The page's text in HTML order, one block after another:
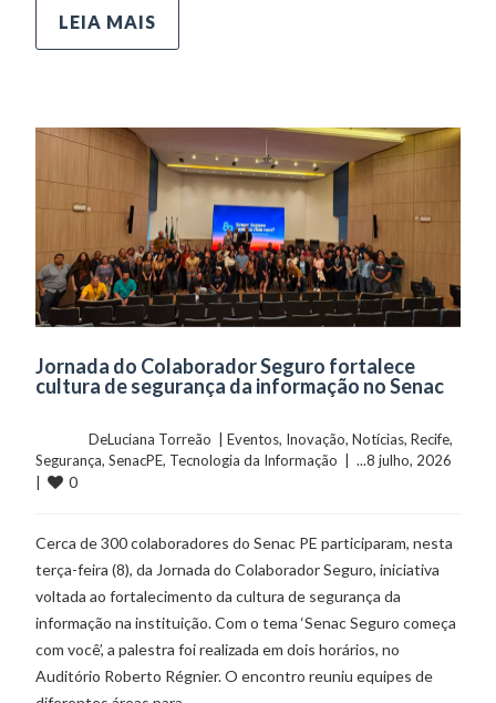
LEIA MAIS
Jornada do Colaborador Seguro fortalece
cultura de segurança da informação no Senac
	    	DeLuciana Torreão  |
Eventos, Inovação, Notícias, Recife
Segurança, SenacPE, Tecnologia da Informação
  |  ...8 julho, 2026
|
0
Cerca de 300 colaboradores do Senac PE participaram, nesta
terça-feira (8), da Jornada do Colaborador Seguro, iniciativa
voltada ao fortalecimento da cultura de segurança da
informação na instituição. Com o tema ‘Senac Seguro começa
com você’, a palestra foi realizada em dois horários, no
Auditório Roberto Régnier. O encontro reuniu equipes de